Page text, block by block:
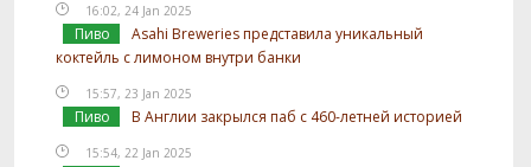
16:02, 24 Jan 2025
Пиво
Asahi Breweries представила уникальный
коктейль с лимоном внутри банки
15:57, 23 Jan 2025
Пиво В Англии закрылся паб с 460-летней историей
15:54, 22 Jan 2025